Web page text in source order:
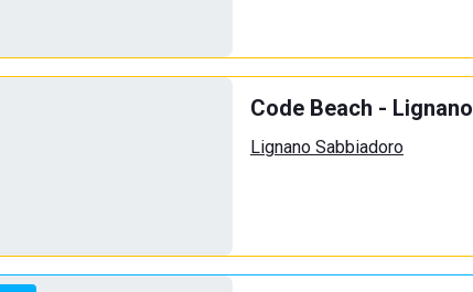
Code Beach - Lignano
Lignano Sabbiadoro